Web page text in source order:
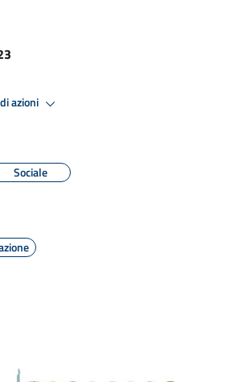
azioni
Sociale